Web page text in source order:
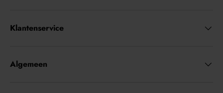
Klantenservice
Algemeen